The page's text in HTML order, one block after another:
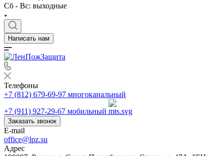
Сб - Вс: выходные
Написать нам
Телефоны
+7 (812) 679-69-97 многоканальный
+7 (911) 927-29-67 мобильный
Заказать звонок
E-mail
office@lpz.su
Адрес